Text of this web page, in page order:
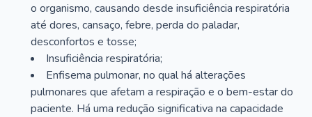
o organismo, causando desde insuficiência respiratória
até dores, cansaço, febre, perda do paladar,
desconfortos e tosse;
Insuficiência respiratória;
Enfisema pulmonar, no qual há alterações
pulmonares que afetam a respiração e o bem-estar do
paciente. Há uma redução significativa na capacidade